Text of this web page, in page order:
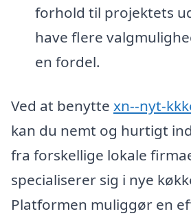
forhold til projektets
have flere
en fordel.
Ved at benytte xn--nyt-
kan du nemt og hurtigt
fra forskellige lokale
specialiserer sig i nye
Platformen muliggør en